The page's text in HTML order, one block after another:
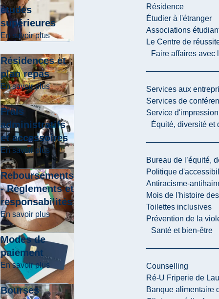
Résidence
Étudier à l'étranger
Associations
Le Centre de
Faire affaires avec
Services aux
Services de
Service d'impression
Équité, diversité et
Bureau de l’équité,
Politique
Antiracisme-
Mois de l'histoire
Toilettes inclusives
Prévention de la
Santé et bien-être
Counselling
Ré-U Friperie de
Banque alimentaire
études
supérieures
En savoir plusabout Droits de scolarité études supérieures
Résidences et
plan repas
En savoir plusabout Résidences et plan repas
Frais
administratifs
et accessoires
En savoir plusabout Frais administratifs et accessoires
Reboursements
- Règlements et
responsabilités
En savoir plusabout Reboursements - Règlements et
Modes de
paiement
En savoir plus about Modes de paiement
Bourses